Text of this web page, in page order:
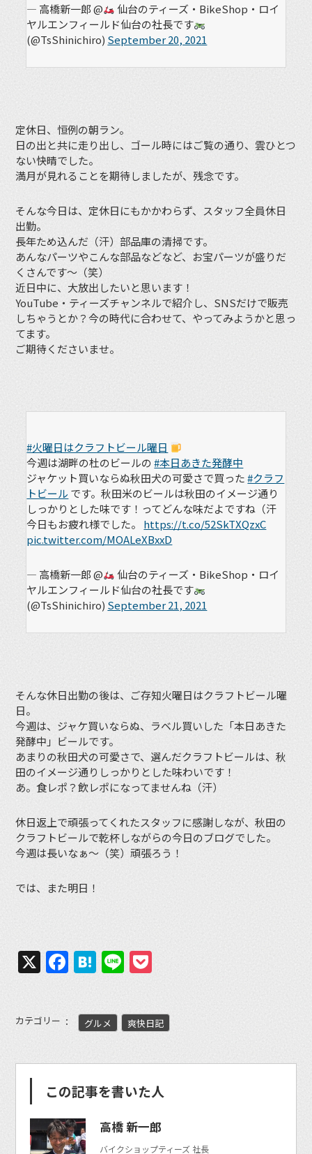
— 高橋新一郎 @
仙台のティーズ・BikeShop・ロイ
ヤルエンフィールド仙台の社長です
(@TsShinichiro) September 20, 2021
定休日、恒例の朝ラン。
日の出と共に走り出し、ゴール時にはご覧の通り、雲ひとつ
ない快晴でした。
満月が見れることを期待しましたが、残念です。
そんな今日は、定休日にもかかわらず、スタッフ全員休日
出勤。
長年ため込んだ（汗）部品庫の清掃です。
あんなパーツやこんな部品などなど、お宝パーツが盛りだ
くさんです〜（笑）
近日中に、大放出したいと思います！
YouTube・ティーズチャンネルで紹介し、SNSだけで販売
しちゃうとか？今の時代に合わせて、やってみようかと思っ
てます。
ご期待くださいませ。
#火曜日はクラフトビール曜日
今週は湖畔の杜のビールの#本日あきた発酵中
ジャケット買いならぬ秋田犬の可愛さで買った#クラフ
トビール です。秋田米のビールは秋田のイメージ通り
しっかりとした味です！ってどんな味だよですね（汗
今日もお疲れ様でした。 https://t.co/52SkTXQzxC
pic.twitter.com/MOALeXBxxD
— 高橋新一郎 @
仙台のティーズ・BikeShop・ロイ
ヤルエンフィールド仙台の社長です
(@TsShinichiro) September 21, 2021
そんな休日出勤の後は、ご存知火曜日はクラフトビール曜
日。
今週は、ジャケ買いならぬ、ラベル買いした「本日あきた
発酵中」ビールです。
あまりの秋田犬の可愛さで、選んだクラフトビールは、秋
田のイメージ通りしっかりとした味わいです！
あ。食レポ？飲レポになってませんね（汗）
休日返上で頑張ってくれたスタッフに感謝しなが、秋田の
クラフトビールで乾杯しながらの今日のブログでした。
今週は長いなぁ〜（笑）頑張ろう！
では、また明日！
X Facebook
Hatena
Line
カテゴリー グルメ 爽快日記
この記事を書いた人
高橋 新一郎
バイクショップティーズ 社長